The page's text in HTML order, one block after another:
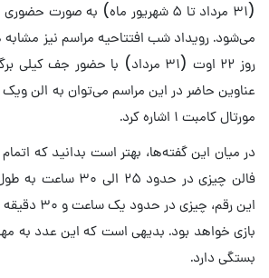
(۳۱ مرداد تا ۵ شهریور ماه) به صورت
می‌شود. رویداد شب افتتاحیه مراسم نیز
روز ۲۲ اوت (۳۱ مرداد) با حضور جف
مورتال کامبت ۱ اشاره کرد.
در میان این گفته‌ها، بهتر است بدانید که
فالن چیزی در حدود ۲۵
این رقم،
بازی خواهد بود. بدیهی است که این عدد به
بستگی دارد.